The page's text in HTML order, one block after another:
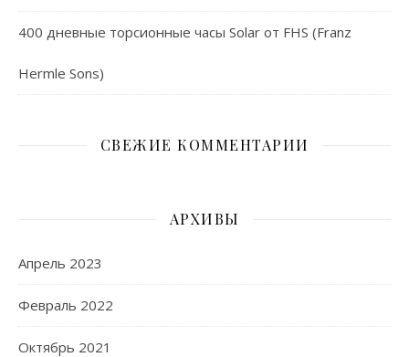
400 дневные торсионные часы Solar от FHS (Franz
Hermle Sons)
СВЕЖИЕ КОММЕНТАРИИ
АРХИВЫ
Апрель 2023
Февраль 2022
Октябрь 2021